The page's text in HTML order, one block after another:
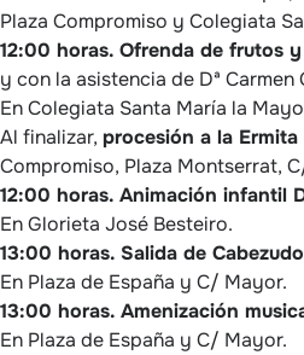
Plaza Compromiso y Colegiata
12:00 horas. Ofrenda de frutos
y con la asistencia de Dª
En Colegiata Santa María la
Al finalizar, procesión a la Ermita
Compromiso, Plaza Montserrat,
12:00 horas. Animación infantil
En Glorieta José Besteiro.
13:00 horas. Salida de
En Plaza de España y C/ Mayor.
13:00 horas. Amenización
En Plaza de España y C/ Mayor.